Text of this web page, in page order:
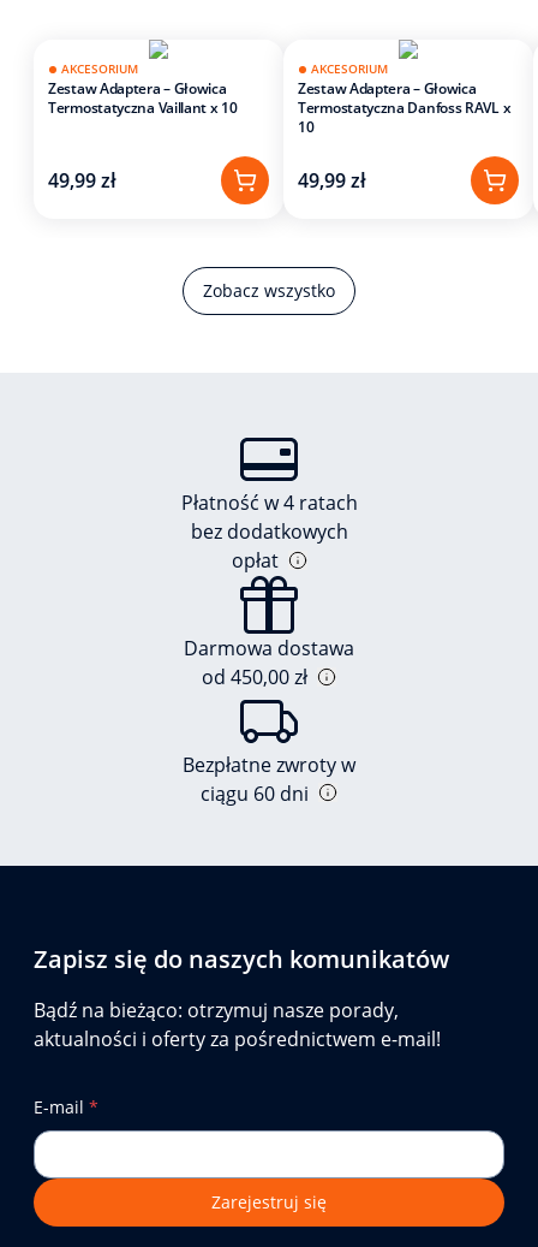
Zobacz wszystko
AKCESORIUM
Zestaw Adaptera – Głowica
Termostatyczna Vaillant x 10
49,99 zł
AKCESORIUM
Zestaw Adaptera – Głowica
Termostatyczna Danfoss RAVL x
10
49,99 zł
Płatność w 4 ratach
bez dodatkowych
opłat
Darmowa dostawa
od 450,00 zł
Bezpłatne zwroty w
ciągu 60 dni
Zapisz się do naszych komunikatów
Bądź na bieżąco: otrzymuj nasze porady,
aktualności i oferty za pośrednictwem e-mail!
E-mail *
Zarejestruj się